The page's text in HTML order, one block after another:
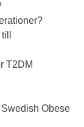
T2DM
Obese